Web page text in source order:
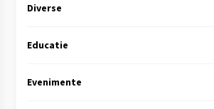
Diverse
Educatie
Evenimente